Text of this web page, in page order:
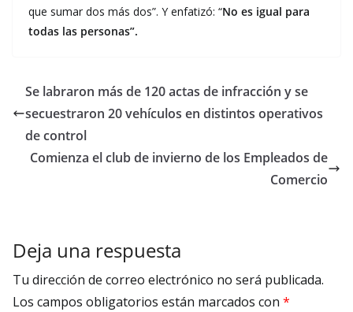
que sumar dos más dos”. Y enfatizó: “No es igual para
todas las personas”.
Se labraron más de 120 actas de infracción y se
secuestraron 20 vehículos en distintos operativos
de control
Comienza el club de invierno de los Empleados de
Comercio
Deja una respuesta
Tu dirección de correo electrónico no será publicada.
Los campos obligatorios están marcados con *